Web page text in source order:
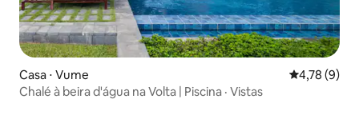
Casa ⋅ Vume 4,78 de
4,78 (9)
Chalé à beira d'água na Volta | Piscina · Vistas